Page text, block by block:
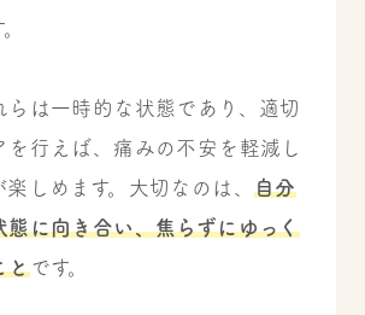
らは一時的な状態であり、適切
を行えば、痛みの不安を軽減し
しめます。大切なのは、 自分
態に向き合い、焦らずにゆっく
とです。